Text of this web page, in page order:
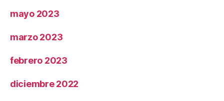
mayo 2023
marzo 2023
febrero 2023
diciembre 2022